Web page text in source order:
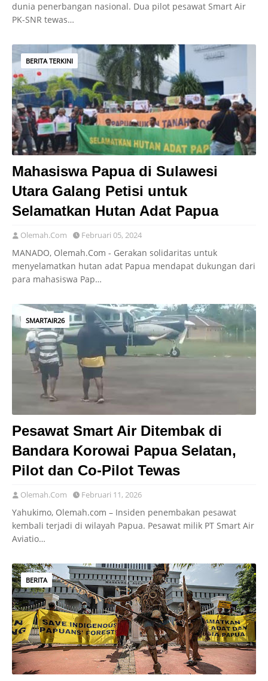
dunia penerbangan nasional. Dua pilot pesawat Smart Air
PK-SNR tewas…
BERITA TERKINI
Mahasiswa Papua di Sulawesi
Utara Galang Petisi untuk
Selamatkan Hutan Adat Papua
Olemah.Com Februari 05, 2024
MANADO, Olemah.Com - Gerakan solidaritas untuk
menyelamatkan hutan adat Papua mendapat dukungan dari
para mahasiswa Pap…
SMARTAIR26
Pesawat Smart Air Ditembak di
Bandara Korowai Papua Selatan,
Pilot dan Co-Pilot Tewas
Olemah.Com Februari 11, 2026
Yahukimo, Olemah.com – Insiden penembakan pesawat
kembali terjadi di wilayah Papua. Pesawat milik PT Smart Air
Aviatio…
BERITA